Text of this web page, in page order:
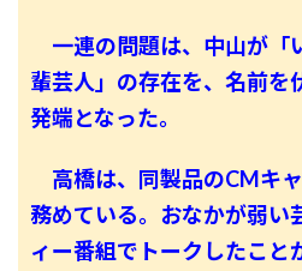
一連の問題は、中山が「
輩芸人」の存在を、名前を
発端となった。
高橋は、同製品のCMキ
務めている。おなかが弱い
ィー番組でトークしたこと